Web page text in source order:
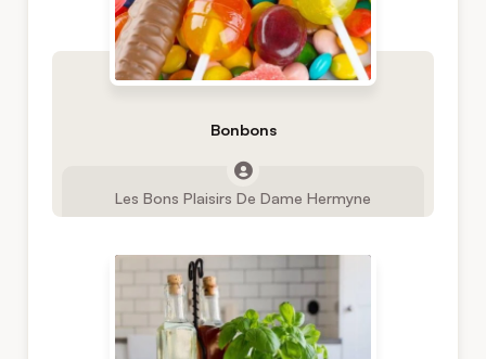
Bonbons
Les Bons Plaisirs De Dame Hermyne